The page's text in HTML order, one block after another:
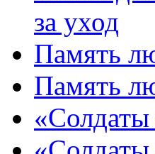
за уход
Память
Память